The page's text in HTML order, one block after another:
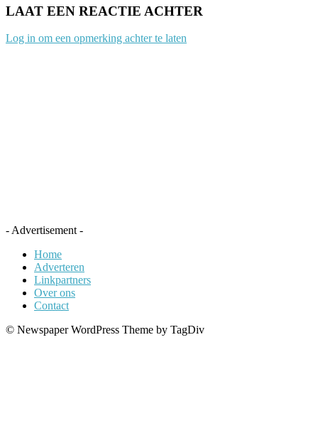
LAAT EEN REACTIE ACHTER
Log in om een opmerking achter te laten
- Advertisement -
Home
Adverteren
Linkpartners
Over ons
Contact
© Newspaper WordPress Theme by TagDiv